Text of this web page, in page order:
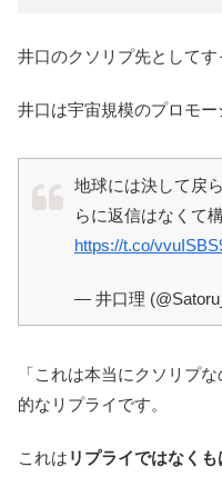
井口のクソリプ先としてす
井口は宇宙規模のプロモー
地球には決して戻
らに返信はなくて
https://t.co/
— 井口理
「これは本当にクソリプ
的なリプライです。
これは リプライではなくも